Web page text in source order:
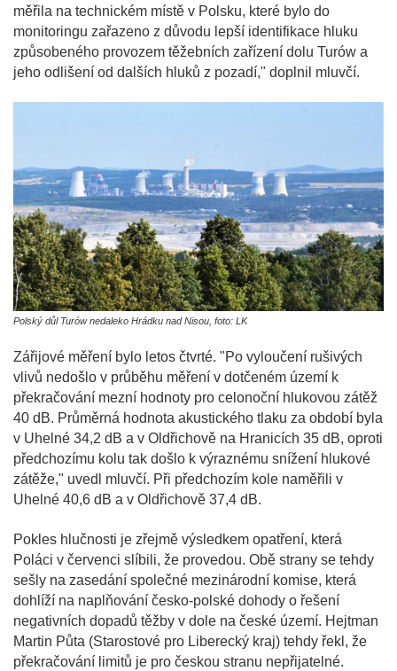
měřila na technickém místě v Polsku, které bylo do
monitoringu zařazeno z důvodu lepší identifikace hluku
způsobeného provozem těžebních zařízení dolu Turów a
jeho odlišení od dalších hluků z pozadí," doplnil mluvčí.
Polský důl Turów nedaleko Hrádku nad Nisou, foto: LK
Zářijové měření bylo letos čtvrté. "Po vyloučení rušivých
vlivů nedošlo v průběhu měření v dotčeném území k
překračování mezní hodnoty pro celonoční hlukovou zátěž
40 dB. Průměrná hodnota akustického tlaku za období byla
v Uhelné 34,2 dB a v Oldřichově na Hranicích 35 dB, oproti
předchozímu kolu tak došlo k výraznému snížení hlukové
zátěže," uvedl mluvčí. Při předchozím kole naměřili v
Uhelné 40,6 dB a v Oldřichově 37,4 dB.
Pokles hlučnosti je zřejmě výsledkem opatření, která
Poláci v červenci slíbili, že provedou. Obě strany se tehdy
sešly na zasedání společné mezinárodní komise, která
dohlíží na naplňování česko-polské dohody o řešení
negativních dopadů těžby v dole na české území. Hejtman
Martin Půta (Starostové pro Liberecký kraj) tehdy řekl, že
překračování limitů je pro českou stranu nepřijatelné.